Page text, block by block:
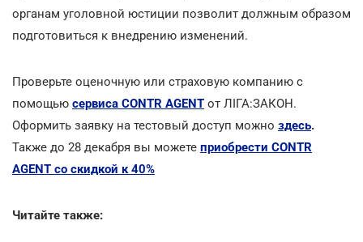
органам уголовной юстиции позволит должным образом
подготовиться к внедрению изменений.
Проверьте оценочную или страховую компанию с
помощью сервиса CONTR AGENT от ЛІГА:ЗАКОН.
Оформить заявку на тестовый доступ можно здесь.
Также до 28 декабря вы можете приобрести CONTR
AGENT со скидкой к 40%
Читайте также: